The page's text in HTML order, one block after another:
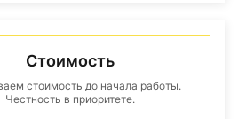
Стоимость
стоимость до начала работы.
Честность в приоритете.